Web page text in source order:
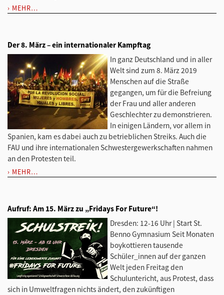
MEHR…
Der 8. März – ein internationaler Kampftag
In ganz Deutschland und in aller
Welt sind zum 8. März 2019
Menschen auf die Straße
gegangen, um für die Befreiung
der Frau und aller anderen
Geschlechter zu demonstrieren.
In einigen Ländern, vor allem in
Spanien, kam es dabei auch zu betrieblichen Streiks. Auch die
FAU und ihre internationalen Schwestergewerkschaften nahmen
an den Protesten teil.
MEHR…
Aufruf: Am 15. März zu „Fridays For Future“!
Dresden: 12-16 Uhr | Start St.
Benno Gymnasium Seit Monaten
boykottieren tausende
Schüler_innen auf der ganzen
Welt jeden Freitag den
Schuluntericht, aus Protest, dass
sich in Umweltfragen nichts ändert, den zukünftigen